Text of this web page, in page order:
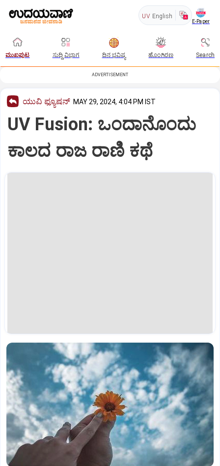
UV English
E-Paper
ಮುಖಪುಟ ಸುದ್ದಿ ವಿಭಾಗ ದಿನ ಭವಿಷ್ಯ ಹೊಂಗಿರಣ Search
ADVERTISEMENT
ಯುವಿ ಫ್ಯೂಷನ್ MAY 29, 2024, 4:04 PM IST
UV Fusion: ಒಂದಾನೊಂದು
ಕಾಲದ ರಾಜ ರಾಣಿ ಕಥೆ